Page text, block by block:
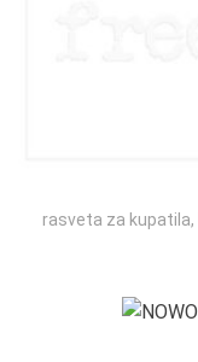
rasveta za kupatila,